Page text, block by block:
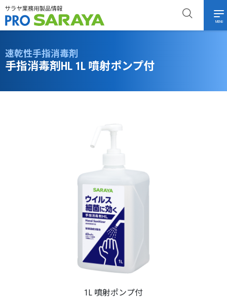
MENU
速乾性手指消毒剤
手指消毒剤HL 1L 噴射ポンプ付
1L 噴射ポンプ付